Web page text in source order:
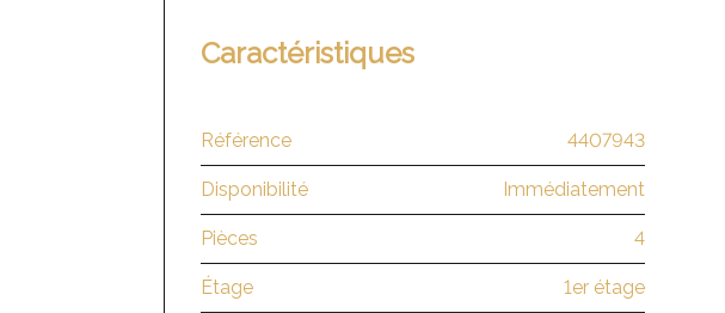
Caractéristiques
Référence 4407943
Disponibilité Immédiatement
Pièces 4
Étage 1er étage